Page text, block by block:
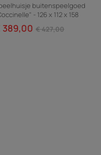
buitenspeelgoed
- 126 x 112 x 158
- Hout
389,00 € 427,00